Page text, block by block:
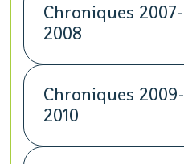
Chroniques 2007-
2008
Chroniques 2009-
2010